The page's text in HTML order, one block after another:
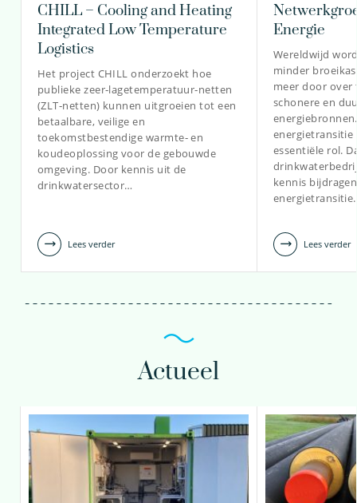
CHILL – Cooling and Heating
Integrated Low Temperature
Logistics
Het project CHILL onderzoekt hoe
publieke zeer‑lagetemperatuur‑netten
(ZLT‑netten) kunnen uitgroeien tot een
betaalbare, veilige en
toekomstbestendige warmte‑ en
koudeoplossing voor de gebouwde
omgeving. Door kennis uit de
drinkwatersector…
Lees verder
Energie
Wereldwijd
minder
meer door over
schonere en
energietransitie
essentiële rol.
kennis
Lees verder
Actueel